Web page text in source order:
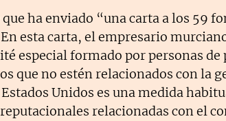
ha enviado “una carta a los 59
esta carta, el empresario
especial formado por personas
que no estén relacionados con la
Unidos es una medida
relacionadas con el